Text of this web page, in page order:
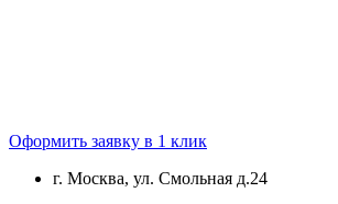
Оформить заявку в 1 клик
г. Москва, ул. Смольная д.24